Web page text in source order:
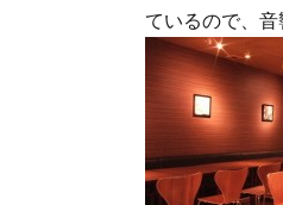
ているので、